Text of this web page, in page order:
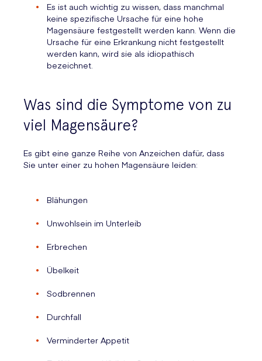
Es ist auch wichtig zu wissen, dass manchmal
keine spezifische Ursache für eine hohe
Magensäure festgestellt werden kann. Wenn die
Ursache für eine Erkrankung nicht festgestellt
werden kann, wird sie als idiopathisch
bezeichnet.
Was sind die Symptome von zu
viel Magensäure?
Es gibt eine ganze Reihe von Anzeichen dafür, dass
Sie unter einer zu hohen Magensäure leiden:
Blähungen
Unwohlsein im Unterleib
Erbrechen
Übelkeit
Sodbrennen
Durchfall
Verminderter Appetit